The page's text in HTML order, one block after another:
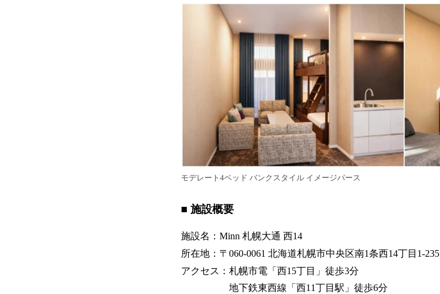
モデレート4ベッド バンクスタイル イメージパース
■ 施設概要
施設名：Minn 札幌大通 西14
所在地：〒060-0061 北海道札幌市中央区南1条西14丁目1-235
アクセス：札幌市電「西15丁目」徒歩3分
地下鉄東西線「西11丁目駅」徒歩6分